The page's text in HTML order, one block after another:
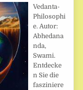
Vedanta-
Philosophi
e. Autor:
Abhedana
nda,
Swami.
Entdecke
n Sie die
fasziniere